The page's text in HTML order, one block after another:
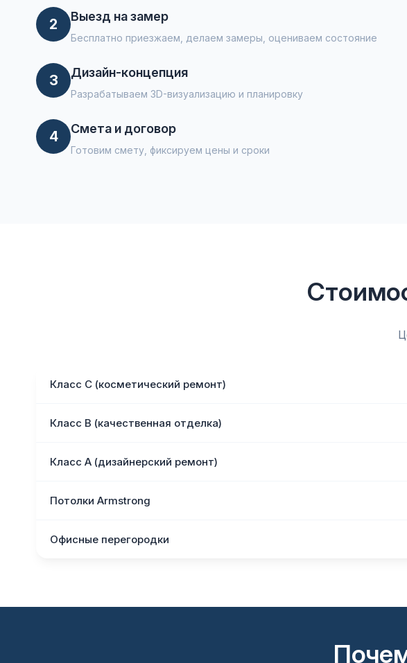
2 Выезд на замер
Бесплатно приезжаем, делаем замеры, оцениваем состояние
3 Дизайн-концепция
Разрабатываем 3D-визуализацию и планировку
4 Смета и договор
Готовим смету, фиксируем цены и сроки
Класс С (косметический ремонт)
Класс В (качественная отделка)
Класс А (дизайнерский ремонт)
Потолки Armstrong
Офисные перегородки